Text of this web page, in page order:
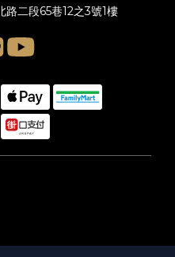
二段65巷12之3號1樓